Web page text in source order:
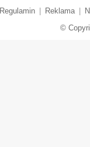
Regulamin Reklama
©